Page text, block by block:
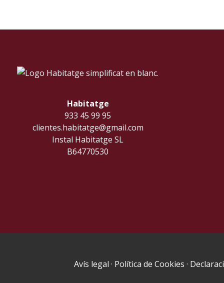
Habitatge
933 45 99 95
clientes.habitatge@gmail.com
Instal Habitatge SL
B64770530
Avís legal · Política de Cookies ·